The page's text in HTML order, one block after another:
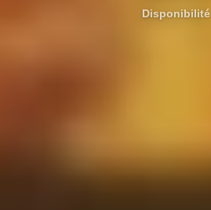
Disponibilité